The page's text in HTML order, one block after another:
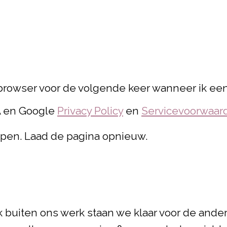
voor de volgende keer wanneer ik
en Google Privacy Policyen
Laad de pagina opnieuw.
ons werk staan we klaar voor de